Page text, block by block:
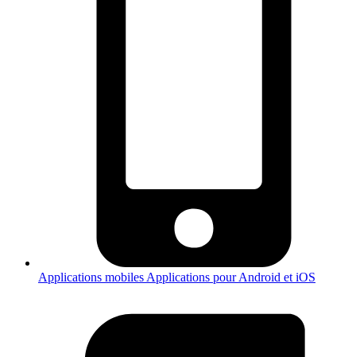
Applications mobiles Applications pour Android et iOS